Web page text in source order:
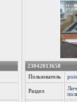
23042013658
Пользователь
Раздел